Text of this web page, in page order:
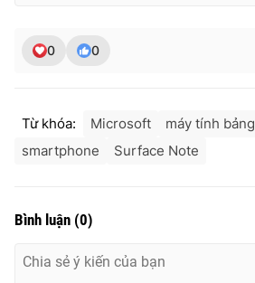
0 0
Từ khóa: Microsoft máy tính bảng
smartphone
Surface Note
Bình luận (0)